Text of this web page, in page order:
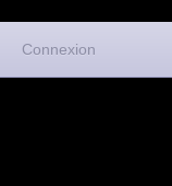
Connexion